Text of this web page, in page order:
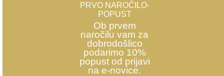
PRVO NAROČILO-
POPUST
Ob prvem
naročilu vam za
dobrodošlico
podarimo 10%
popust od prijavi
na e-novice.